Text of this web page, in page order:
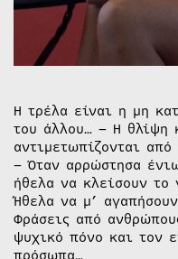
Η τρέλα είναι η μη
του άλλου… – Η θλίψη
αντιμετωπίζονται
– Όταν αρρώστησα
ήθελα να κλείσουν
Ήθελα να μ’
Φράσεις από
ψυχικό πόνο και τον